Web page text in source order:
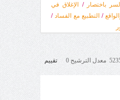
السر باختصار /
الإغلاق في
/ التطبيع مع الفساد /
تقييم